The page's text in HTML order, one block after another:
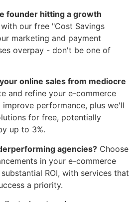
founder hitting a growth
our free "Cost Savings
marketing and payment
overpay - don't be one of
online sales from mediocre
and refine your e-commerce
performance, plus we'll
for free, potentially
up to 3%.
agencies? Choose
in your e-commerce
ROI, with services that
a priority.